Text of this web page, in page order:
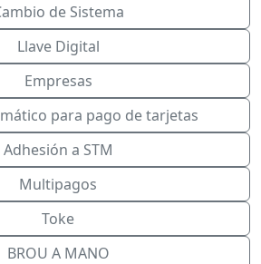
de Sistema
Llave Digital
Empresas
para pago de tarjetas
Adhesión a STM
Multipagos
Toke
BROU A MANO